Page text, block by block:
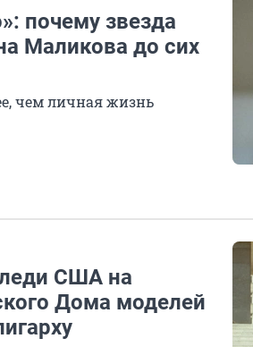
почему звезда
Маликова до сих
чем личная жизнь
леди США на
Дома моделей